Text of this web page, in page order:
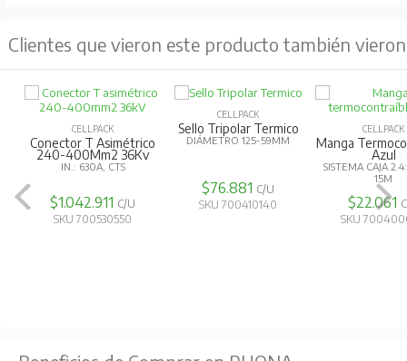
Datos técnicos
Ancho:154 mm
Altura:70 mm
Diámetro:60 mm
Sección nominal Cable sintético sin armadura
per conductor 1x máx:
95 mm²
Clientes que vieron este producto también vieron
CELLPACK
Conector T Asimétrico
240-400Mm2 36Kv
IN.: 630A, CTS
$1.042.911 C/U
SKU 700530550
CELLPACK
Sello Tripolar Termico
DIÁMETRO 125-59MM
$76.881 C/U
SKU 700410140
CELLPACK
Manga
Azul
SISTEMA CAJA
15M
$22.061
SKU